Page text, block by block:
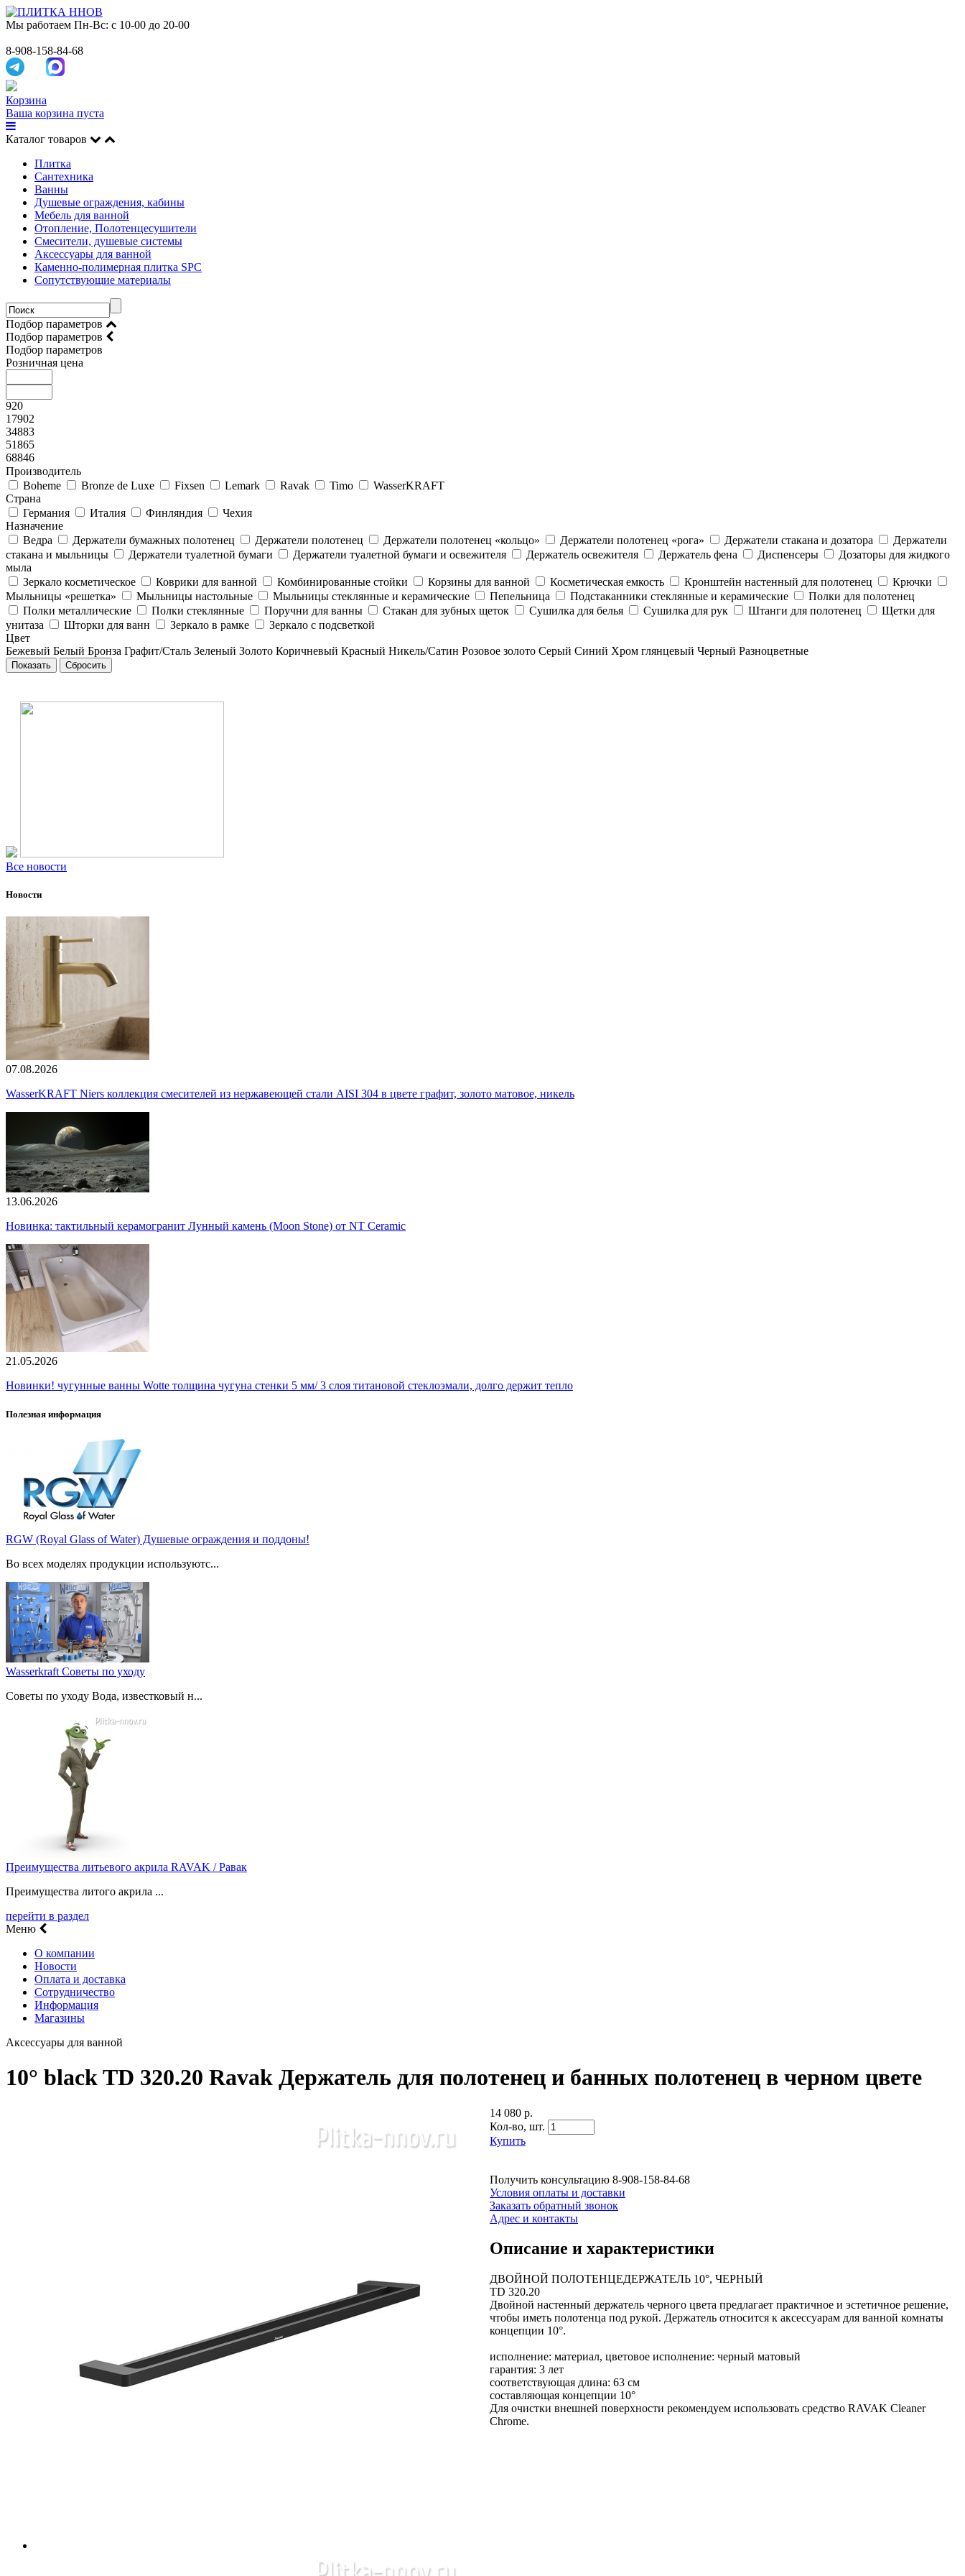
Мы работаем Пн-Вс: с 10-00 до 20-00
8-908-158-84-68
Корзина
Ваша корзина пуста
Каталог товаров
Плитка
Сантехника
Ванны
Душевые ограждения, кабины
Мебель для ванной
Отопление, Полотенцесушители
Смесители, душевые системы
Аксессуары для ванной
Каменно-полимерная плитка SPC
Сопутствующие материалы
Подбор параметров
Подбор параметров
Подбор параметров
Розничная цена
920
17902
34883
51865
68846
Производитель
Boheme
Bronze de Luxe Fixsen Lemark Ravak Timo
WasserKRAFT
Страна
Германия
Италия Финляндия
Чехия
Назначение
Ведра
Держатели бумажных полотенец Держатели полотенец Держатели полотенец «кольцо» Держатели полотенец «рога» Держатели стакана и дозатора
Держатели
стакана и мыльницы
Держатели туалетной бумаги Держатели туалетной бумаги и освежителя Держатель освежителя Держатель фена Диспенсеры
Дозаторы для жидкого
мыла
Зеркало косметическое
Коврики для ванной Комбинированные стойки Корзины для ванной Косметическая емкость Кронштейн настенный для полотенец
Крючки
Мыльницы «решетка»
Мыльницы настольные Мыльницы стеклянные и керамические Пепельница Подстаканники стеклянные и керамические
Полки для полотенец
Полки металлические
Полки стеклянные Поручни для ванны Стакан для зубных щеток Сушилка для белья Сушилка для рук Штанги для полотенец
Щетки для
унитаза
Шторки для ванн Зеркало в рамке
Зеркало с подсветкой
Цвет
Бежевый Белый Бронза Графит/Сталь Зеленый Золото Коричневый Красный Никель/Сатин Розовое золото Серый Синий Хром глянцевый Черный Разноцветные
Все новости
Новости
07.08.2026
WasserKRAFT Niers коллекция смесителей из нержавеющей стали AISI 304 в цвете графит, золото матовое, никель
13.06.2026
Новинка: тактильный керамогранит Лунный камень (Moon Stone) от NT Ceramic
21.05.2026
Новинки! чугунные ванны Wotte толщина чугуна стенки 5 мм/ 3 слоя титановой стеклоэмали, долго держит тепло
Полезная информация
RGW (Royal Glass of Water) Душевые ограждения и поддоны!
Во всех моделях продукции используютс...
Wasserkraft Советы по уходу
Советы по уходу Вода, известковый н...
Преимущества литьевого акрила RAVAK / Равак
Преимущества литого акрила ...
перейти в раздел
Меню
О компании
Новости
Оплата и доставка
Сотрудничество
Информация
Магазины
Аксессуары для ванной
10° black TD 320.20 Ravak Держатель для полотенец и банных полотенец в черном цвете
14 080 р.
Кол-во, шт.
Купить
Получить консультацию 8-908-158-84-68
Условия оплаты и доставки
Заказать обратный звонок
Адрес и контакты
Описание и характеристики
ДВОЙНОЙ ПОЛОТЕНЦЕДЕРЖАТЕЛЬ 10°, ЧЕРНЫЙ
TD 320.20
Двойной настенный держатель черного цвета предлагает практичное и эстетичное решение,
чтобы иметь полотенца под рукой. Держатель относится к аксессуарам для ванной комнаты
концепции 10°.
исполнение: материал, цветовое исполнение: черный матовый
гарантия: 3 лет
соответствующая длина: 63 см
составляющая концепции 10°
Для очистки внешней поверхности рекомендуем использовать средство RAVAK Cleaner
Chrome.